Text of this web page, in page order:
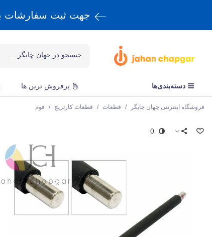
جهت ثبت سفارشات
دسته‌بندی‌ها پرفروش ترین ها
فروشگاه اینترنتی جهان چاپگر / قطعات / قطعات کارتریج / فوم
0